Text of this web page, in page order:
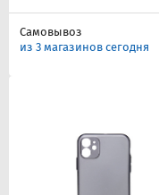
Самовывоз
из 3 магазинов сегодня